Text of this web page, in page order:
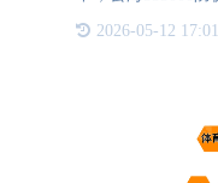
全流程智慧溯源的
覆盖从原材料到
2026-05-12 17:01